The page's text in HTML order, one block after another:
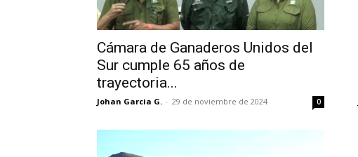
Cámara de Ganaderos Unidos del
Sur cumple 65 años de
trayectoria...
Johan Garcia G. - 29 de noviembre de 2024 0